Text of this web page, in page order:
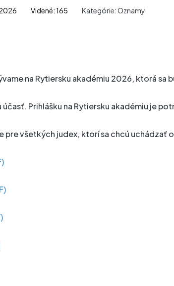
Videné: 165 Kategórie:Oznamy
na Rytiersku akadémiu 2026, ktorá sa
účasť. Prihlášku na Rytiersku akadémiu je
pre všetkých judex, ktorí sa chcú uchádzať